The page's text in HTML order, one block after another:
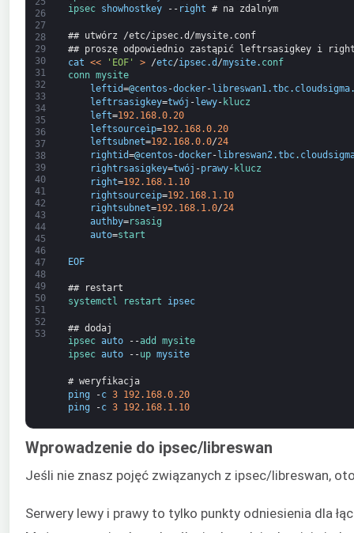
26
27
28
29
30
31
32
33
34
35
36
37
38
39
40
41
42
43
44
45
46
47
48
49
50
51
52
53
ipsec showhostkey -- right # na zdalnym
## utwórz /etc/ipsec.d/mysite.conf
## proszę odpowiednio zastąpić leftrsasigkey i
cat << 'EOF' > /etc/ipsec.d /mysite. conf
conn mysite
leftid=@centos -docker- libreswan1.tbc. cloudsigma
leftrsasigkey=twój - lewy- klucz
left=192.168.0.20
leftsourceip=192.168.0.20
leftsubnet=192.168.0.0/24
rightid=@centos -docker- libreswan2.tbc.
rightrsasigkey=twój -prawy- klucz
right=192.168.1.10
rightsourceip=192.168.1.10
rightsubnet=192.168.1.0/24
authby=rsasig
auto=start
EOF
## restart
systemctl
restart ipsec
## dodaj
ipsec auto --add mysite
ipsec auto --up mysite
# weryfikacja
ping
-c 3
192.168.0.20
ping
-c 3 192.168.1.10
Wprowadzenie do ipsec/libreswan
Jeśli nie znasz pojęć związanych z ipsec/libreswan,
Serwery lewy i prawy to tylko punkty odniesienia dla